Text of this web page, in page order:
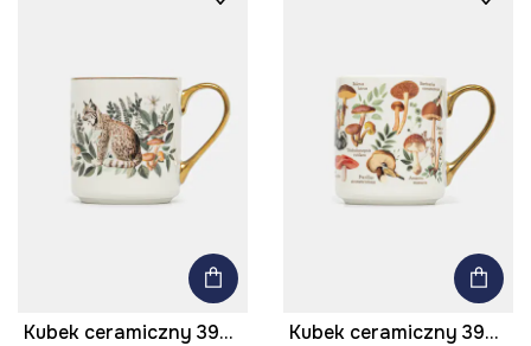
Kubek ceramiczny 390 ml z ozdobnym wzorem
Kubek ceramiczny 390 ml z ozdobnym wzorem